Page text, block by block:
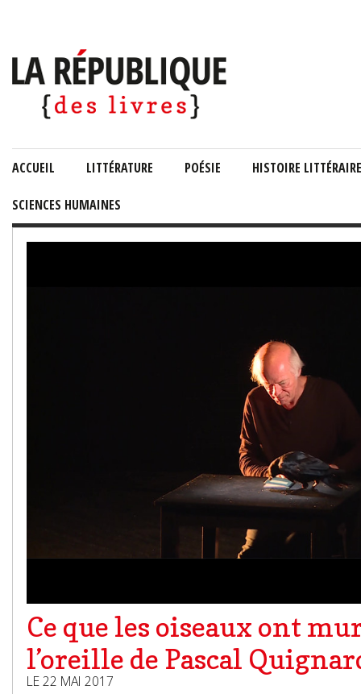
ACCUEIL LITTÉRATURE POÉSIE HISTOIRE LITTÉRAIRE
SCIENCES HUMAINES
Ce que les oiseaux ont
l’oreille de Pascal
LE 22 MAI 2017